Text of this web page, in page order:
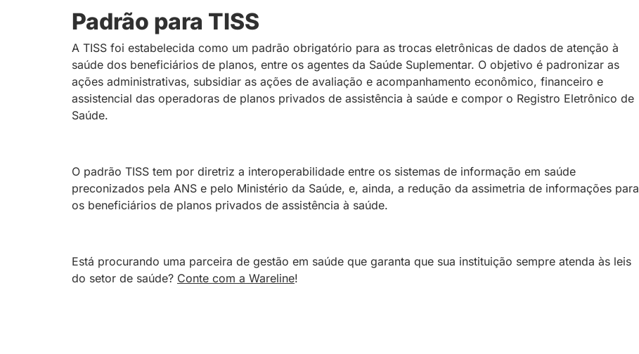
Padrão para TISS
A TISS foi estabelecida como um padrão obrigatório para as trocas eletrônicas de dados de atenção à
saúde dos beneficiários de planos, entre os agentes da Saúde Suplementar. O objetivo é padronizar as
ações administrativas, subsidiar as ações de avaliação e acompanhamento econômico, financeiro e
assistencial das operadoras de planos privados de assistência à saúde e compor o Registro Eletrônico de
Saúde.
O padrão TISS tem por diretriz a interoperabilidade entre os sistemas de informação em saúde
preconizados pela ANS e pelo Ministério da Saúde, e, ainda, a redução da assimetria de informações para
os beneficiários de planos privados de assistência à saúde.
Está procurando uma parceira de gestão em saúde que garanta que sua instituição sempre atenda às leis
do setor de saúde? Conte com a Wareline!